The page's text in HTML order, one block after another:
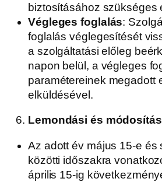
biztosításához szükséges
Végleges foglalás:
foglalás véglegesítését
a szolgáltatási előleg
napon belül, a végleges
paramétereinek megadott
elküldésével.
Lemondási és
Az adott év május 15-e és
közötti időszakra
április 15-ig